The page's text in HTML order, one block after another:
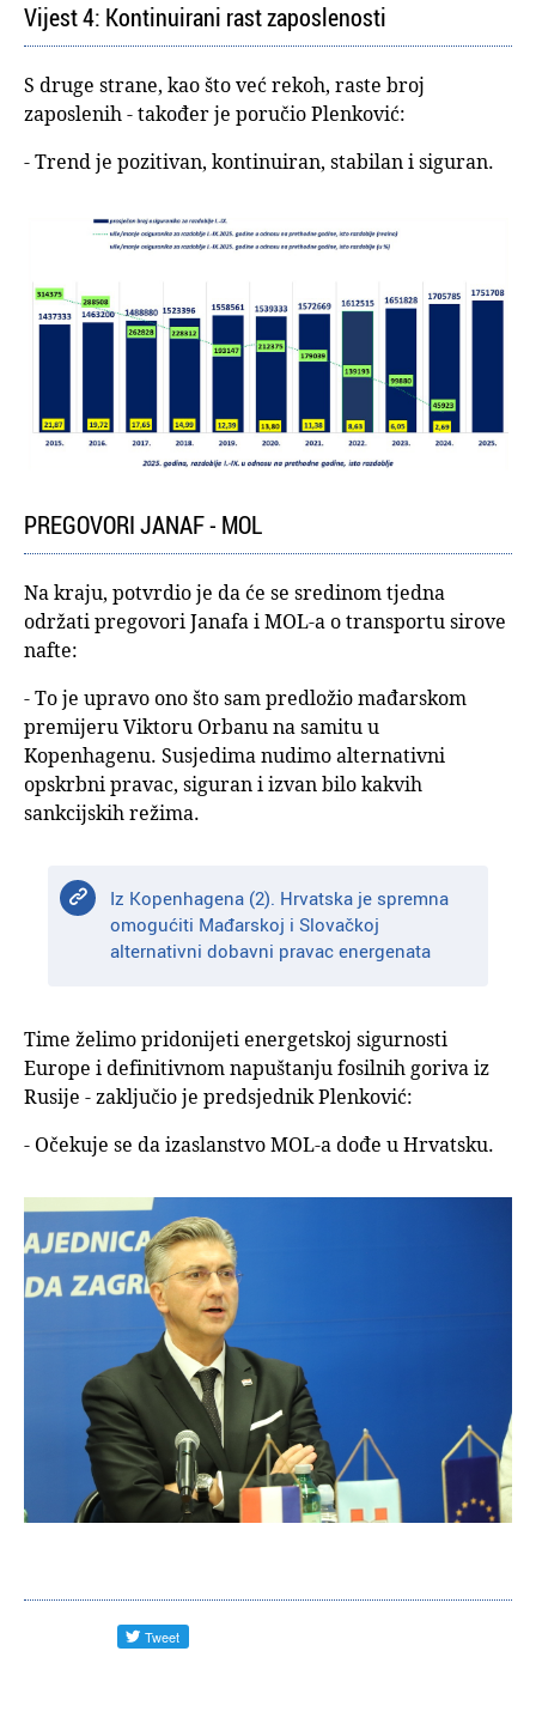
Vijest 4: Kontinuirani rast zaposlenosti
S druge strane, kao što već rekoh, raste broj
zaposlenih - također je poručio Plenković:
- Trend je pozitivan, kontinuiran, stabilan i siguran.
PREGOVORI JANAF - MOL
Na kraju, potvrdio je da će se sredinom tjedna
održati pregovori Janafa i MOL-a o transportu sirove
nafte:
- To je upravo ono što sam predložio mađarskom
premijeru Viktoru Orbanu na samitu u
Kopenhagenu. Susjedima nudimo alternativni
opskrbni pravac, siguran i izvan bilo kakvih
sankcijskih režima.
Iz Kopenhagena (2). Hrvatska je spremna
omogućiti Mađarskoj i Slovačkoj
alternativni dobavni pravac energenata
Time želimo pridonijeti energetskoj sigurnosti
Europe i definitivnom napuštanju fosilnih goriva iz
Rusije - zaključio je predsjednik Plenković:
- Očekuje se da izaslanstvo MOL-a dođe u Hrvatsku.